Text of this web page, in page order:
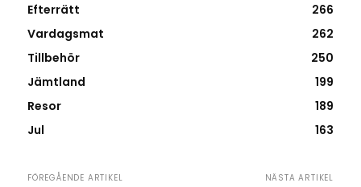
Efterrätt
266
Vardagsmat
262
Tillbehör
250
Jämtland
199
Resor
189
Jul
163
FÖREGÅENDE ARTIKEL NÄSTA ARTIKEL